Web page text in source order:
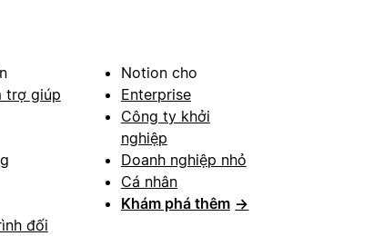
trợ giúp
đối
Notion cho
Enterprise
Công ty khởi
nghiệp
Doanh nghiệp nhỏ
Cá nhân
Khám phá thêm →